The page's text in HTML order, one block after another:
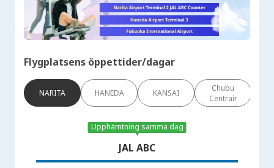
Flygplatsens öppettider/dagar
NARITA HANEDA KANSAI
Chubu
Centrair
Upphämtning samma dag
JAL ABC